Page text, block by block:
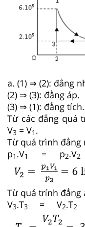
a. (1) ⇒ (2): đẳng
(2) ⇒ (3): đẳng áp.
(3) ⇒ (1): đẳng tích.
Từ các đẳng quá
V3 = V1 .
Từ quá trình đẳng
p1 .V1 = p2.V2
Từ quá trính đẳng
V3.T3 = V2.T2